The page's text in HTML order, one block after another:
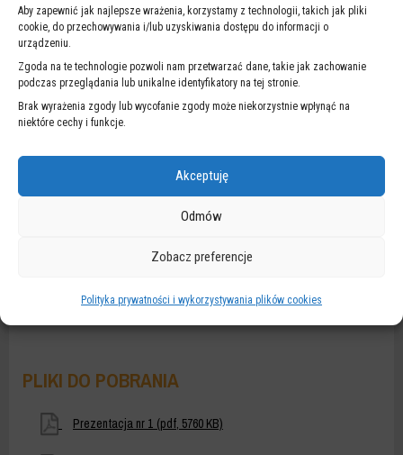
Aby zapewnić jak najlepsze wrażenia, korzystamy z technologii, takich jak pliki
cookie, do przechowywania i/lub uzyskiwania dostępu do informacji o
urządzeniu.
Zgoda na te technologie pozwoli nam przetwarzać dane, takie jak zachowanie
podczas przeglądania lub unikalne identyfikatory na tej stronie.
Brak wyrażenia zgody lub wycofanie zgody może niekorzystnie wpłynąć na
niektóre cechy i funkcje.
Akceptuję
Odmów
Zobacz preferencje
Polityka prywatności i wykorzystywania plików cookies
Spotkanie w Manchesterze było jednym z pierwszych z tego typu
odbędzie się w Warszawie. Tematem spotkania będzie poprawa
jakości przestrzeni centrum miasta poprzez działania związane ze
zrównoważoną mobilnością. Będziemy mieli okazję zaprosić
wybranych ekspertów z innych regionów uczestniczących w
wskazówek, w jaki sposób organizować przestrzeń centrum
PLIKI DO POBRANIA
Prezentacja nr 1 (pdf, 5760 KB)